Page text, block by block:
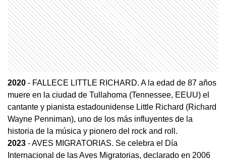
2020 - FALLECE LITTLE RICHARD. A la edad de 87 años
muere en la ciudad de Tullahoma (Tennessee, EEUU) el
cantante y pianista estadounidense Little Richard (Richard
Wayne Penniman), uno de los más influyentes de la
historia de la música y pionero del rock and roll.
2023 - AVES MIGRATORIAS. Se celebra el Día
Internacional de las Aves Migratorias, declarado en 2006